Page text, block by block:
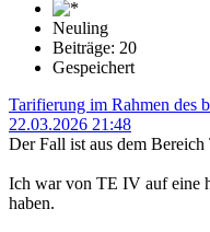
Neuling
Beiträge: 20
Gespeichert
Tarifierung im Rahmen des
22.03.2026 21:48
Der Fall ist aus dem
Ich war von TE IV auf eine
haben.